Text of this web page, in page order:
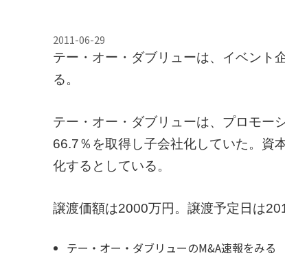
2011-06-29
テー・オー・ダブリューは、イベント
る。
テー・オー・ダブリューは、プロモー
66.7％を取得し子会社化していた。資
化するとしている。
譲渡価額は2000万円。譲渡予定日は
テー・オー・ダブリューのM&A速報をみる